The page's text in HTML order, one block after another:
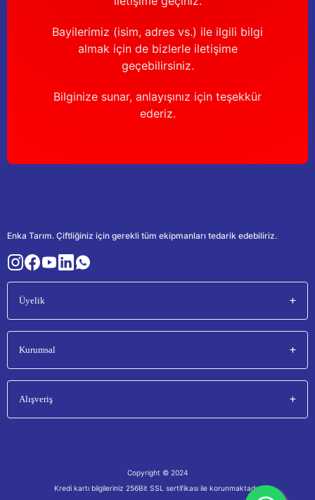
Bayilerimiz (isim, adres vs.) ile ilgili bilgi
almak için de bizlerle iletişime
geçebilirsiniz.
Bilginize sunar, anlayışınız için teşekkür
ederiz.
Enka Tarım. Çiftliğiniz için gerekli tüm ekipmanları tedarik edebiliriz.
Üyelik
Kurumsal
Alışveriş
Copyright © 2024
Kredi kartı bilgileriniz 256Bit SSL sertifikası ile korunmaktadır.